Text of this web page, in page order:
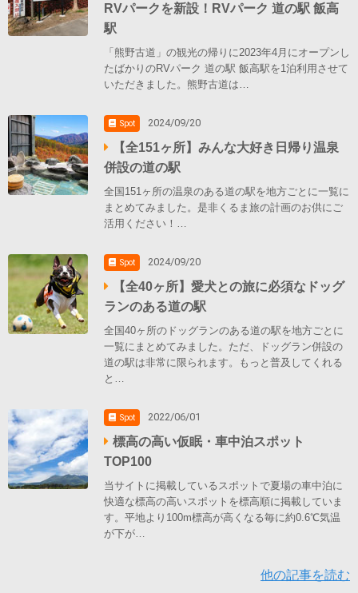
RVパークを新設！RVパーク 道の駅 飯高
駅
「熊野古道」の観光の帰りに2023年4月にオープンし
たばかりのRVパーク 道の駅 飯高駅を1泊利用させて
いただきました。熊野古道は…
Spot 2024/09/20
【全151ヶ所】みんな大好き日帰り温泉
併設の道の駅
全国151ヶ所の温泉のある道の駅を地方ごとに一覧に
まとめてみました。是非くるま旅の計画のお供にご
活用ください！…
Spot 2024/09/20
【全40ヶ所】愛犬との旅に必須なドッグ
ランのある道の駅
全国40ヶ所のドッグランのある道の駅を地方ごとに
一覧にまとめてみました。ただ、ドッグラン併設の
道の駅は非常に限られます。もっと普及してくれる
と…
Spot 2022/06/01
標高の高い仮眠・車中泊スポット
TOP100
当サイトに掲載しているスポットで夏場の車中泊に
快適な標高の高いスポットを標高順に掲載していま
す。平地より100m標高が高くなる毎に約0.6℃気温
が下が…
他の記事を読む